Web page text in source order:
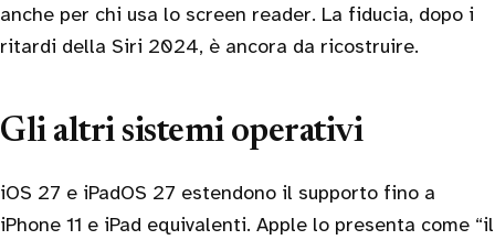
anche per chi usa lo screen reader. La fiducia, dopo i
ritardi della Siri 2024, è ancora da ricostruire.
Gli altri sistemi operativi
iOS 27 e iPadOS 27 estendono il supporto fino a
iPhone 11 e iPad equivalenti. Apple lo presenta come “il